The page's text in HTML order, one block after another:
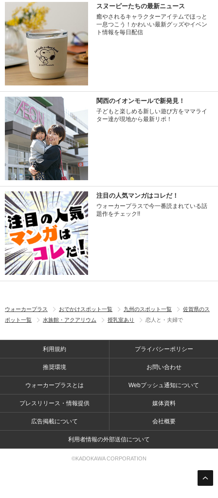
スヌーピーたちの最新ニュース
癒やされるキャラクターアイテムでほっと
一息つこう！かわいい最新グッズやイベン
ト情報を毎日配信
関西のイオンモールで新発見！
子どもと楽しめる新しい遊び方をママライ
ター達が現地から最新リポ！
注目の人気マンガはコレだ！
ウォーカープラスで今一番読まれている話
題作をチェック!!
ウォーカープラス おでかけスポット一覧 九州のスポット一覧
佐賀県のス
ポット一覧
水族館・アクアリウム 授乳室あり 恋人と・夫婦で
利用規約 プライバシーポリシー
推奨環境 お問い合わせ
ウォーカープラスとは Webプッシュ通知について
プレスリリース・情報提供 媒体資料
広告掲載について 会社概要
利用者情報の外部送信について
©KADOKAWA CORPORATION